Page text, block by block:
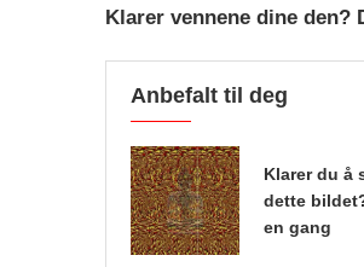
Klarer vennene dine den?
Anbefalt til deg
Klarer du å
dette
en gang